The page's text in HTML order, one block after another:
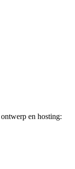
ontwerp en hosting: